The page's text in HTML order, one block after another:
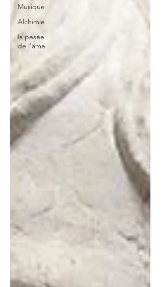
Musique
Alchimie
la pesée
de l'âme